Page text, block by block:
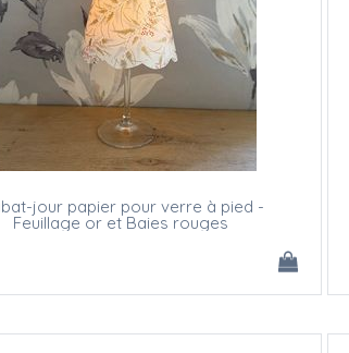
jour papier pour verre à pied -
Feuillage or et Baies rouges